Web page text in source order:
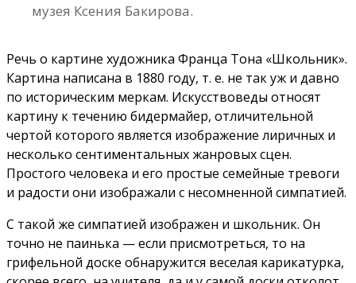
музея Ксения Бакирова.
Речь о картине художника Франца Тона «Школьник».
Картина написана в 1880 году, т. е. не так уж и давно
по историческим меркам. Искусствоведы относят
картину к течению бидермайер, отличительной
чертой которого является изображение лиричных и
несколько сентиментальных жанровых сцен.
Простого человека и его простые семейные тревоги
и радости они изображали с несомненной симпатией.
С такой же симпатией изображен и школьник. Он
точно не паинька — если присмотреться, то на
грифельной доске обнаружится веселая карикатурка,